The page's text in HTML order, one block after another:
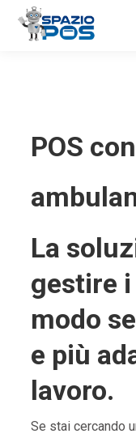
POS
La
gestire
modo
e più
lavoro.
Se stai cercando